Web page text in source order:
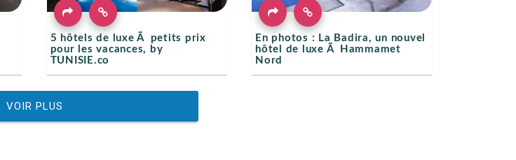
5 hôtels de luxe Ã petits prix
pour les vacances, by
TUNISIE.co
En photos : La Badira, un nouvel
hôtel de luxe Ã Hammamet
Nord
VOIR PLUS